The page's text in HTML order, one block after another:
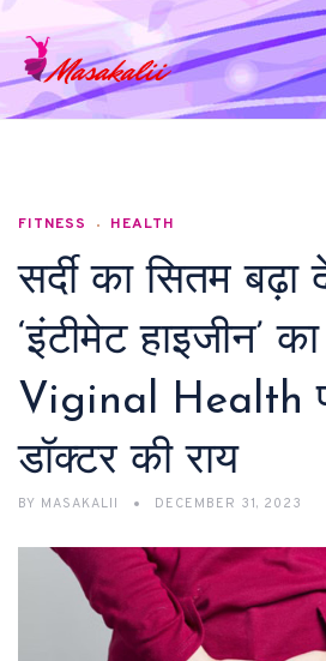
FITNESS HEALTH
सर्दी का सितम बढ़ा
‘इंटीमेट हाइजीन’
Viginal Health
डॉक्टर की राय
BY MASAKALII DECEMBER 31, 2023